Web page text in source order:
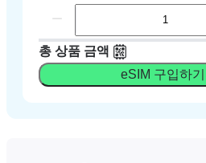
총 상품 금액
eSIM 구입하기